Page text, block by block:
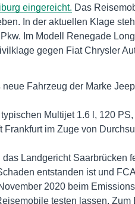
eingereicht. Das
In der aktuellen Klage
Im Modell Renegade
gegen Fiat Chrysler
neue Fahrzeug der Marke
Multijet 1.6 l, 120
im Zuge von
Landgericht Saarbrücken
entstanden ist und
2020 beim
testen lassen. Zum